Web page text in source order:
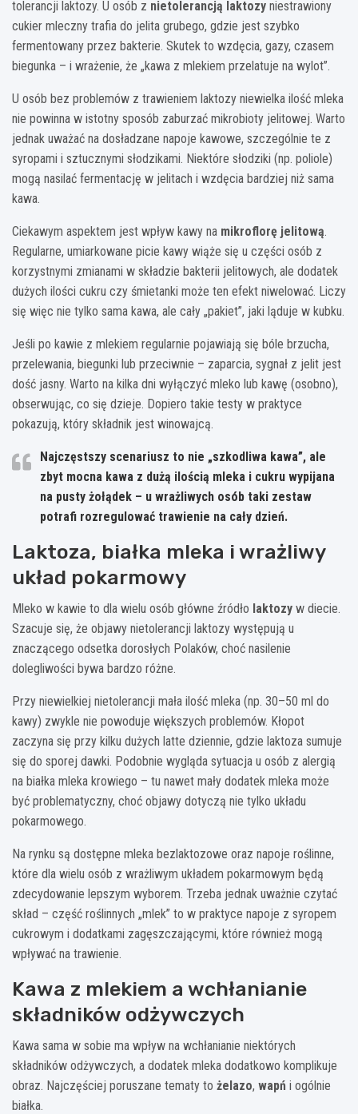
tolerancji laktozy. U osób z nietolerancją laktozy niestrawiony
cukier mleczny trafia do jelita grubego, gdzie jest szybko
fermentowany przez bakterie. Skutek to wzdęcia, gazy, czasem
biegunka – i wrażenie, że „kawa z mlekiem przelatuje na wylot”.
U osób bez problemów z trawieniem laktozy niewielka ilość mleka
nie powinna w istotny sposób zaburzać mikrobioty jelitowej. Warto
jednak uważać na dosładzane napoje kawowe, szczególnie te z
syropami i sztucznymi słodzikami. Niektóre słodziki (np. poliole)
mogą nasilać fermentację w jelitach i wzdęcia bardziej niż sama
kawa.
Ciekawym aspektem jest wpływ kawy na mikroflorę jelitową.
Regularne, umiarkowane picie kawy wiąże się u części osób z
korzystnymi zmianami w składzie bakterii jelitowych, ale dodatek
dużych ilości cukru czy śmietanki może ten efekt niwelować. Liczy
się więc nie tylko sama kawa, ale cały „pakiet”, jaki ląduje w kubku.
Jeśli po kawie z mlekiem regularnie pojawiają się bóle brzucha,
przelewania, biegunki lub przeciwnie – zaparcia, sygnał z jelit jest
dość jasny. Warto na kilka dni wyłączyć mleko lub kawę (osobno),
obserwując, co się dzieje. Dopiero takie testy w praktyce
pokazują, który składnik jest winowajcą.
Najczęstszy scenariusz to nie „szkodliwa kawa”, ale
zbyt mocna kawa z dużą ilością mleka i cukru wypijana
na pusty żołądek – u wrażliwych osób taki zestaw
potrafi rozregulować trawienie na cały dzień.
Laktoza, białka mleka i wrażliwy
układ pokarmowy
Mleko w kawie to dla wielu osób główne źródło laktozy w diecie.
Szacuje się, że objawy nietolerancji laktozy występują u
znaczącego odsetka dorosłych Polaków, choć nasilenie
dolegliwości bywa bardzo różne.
Przy niewielkiej nietolerancji mała ilość mleka (np. 30–50 ml do
kawy) zwykle nie powoduje większych problemów. Kłopot
zaczyna się przy kilku dużych latte dziennie, gdzie laktoza sumuje
się do sporej dawki. Podobnie wygląda sytuacja u osób z alergią
na białka mleka krowiego – tu nawet mały dodatek mleka może
być problematyczny, choć objawy dotyczą nie tylko układu
pokarmowego.
Na rynku są dostępne mleka bezlaktozowe oraz napoje roślinne,
które dla wielu osób z wrażliwym układem pokarmowym będą
zdecydowanie lepszym wyborem. Trzeba jednak uważnie czytać
skład – część roślinnych „mlek” to w praktyce napoje z syropem
cukrowym i dodatkami zagęszczającymi, które również mogą
wpływać na trawienie.
Kawa z mlekiem a wchłanianie
składników odżywczych
Kawa sama w sobie ma wpływ na wchłanianie niektórych
składników odżywczych, a dodatek mleka dodatkowo komplikuje
obraz. Najczęściej poruszane tematy to żelazo, wapń i ogólnie
białka.